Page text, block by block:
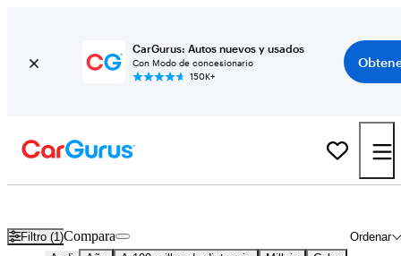
CarGurus: Autos nuevos y usados
Con Modo de concesionario
150K+
Filtro (1) Ordenar
Compara